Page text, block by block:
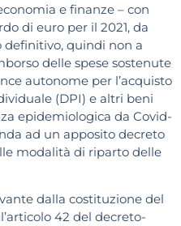
e finanze – con
di euro per il 2021, da
definitivo, quindi non a
delle spese sostenute
autonome per l’acquisto
(DPI) e altri beni
epidemiologica da Covid-
ad un apposito decreto
modalità di riparto delle
dalla costituzione del
42 del decreto-